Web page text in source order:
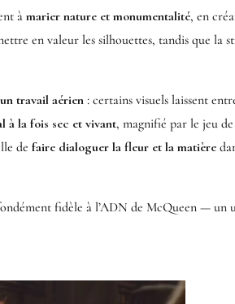
à marier nature et monumentalité, en
en valeur les silhouettes, tandis que la
travail aérien: certains visuels laissent
à la fois sec et vivant, magnifié par le jeu
de faire dialoguer la fleur et la matière
fidèle à l’ADN de McQueen — un